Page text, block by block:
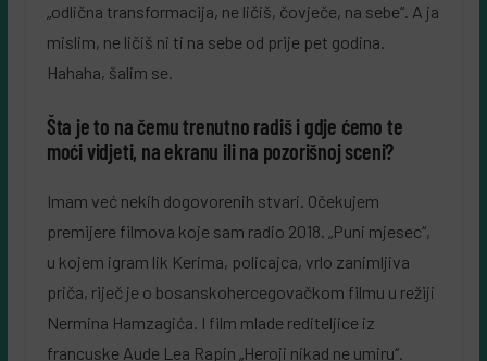
„odlična transformacija, ne ličiš, čovječe, na sebe“. A ja
mislim, ne ličiš ni ti na sebe od prije pet godina.
Hahaha, šalim se.
Šta je to na čemu trenutno radiš i gdje ćemo te
moći vidjeti, na ekranu ili na pozorišnoj sceni?
Imam već nekih dogovorenih stvari. Očekujem
premijere filmova koje sam radio 2018. „Puni mjesec“,
u kojem igram lik Kerima, policajca, vrlo zanimljiva
priča, riječ je o bosanskohercegovačkom filmu u režiji
Nermina Hamzagića. I film mlade rediteljice iz
francuske Aude Lea Rapin „Heroji nikad ne umiru“.